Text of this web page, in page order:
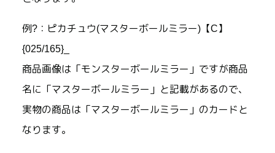
例?：ピカチュウ(マスターボールミラー)【C】
{025/165}_
商品画像は「モンスターボールミラー」ですが商品
名に「マスターボールミラー」と記載があるので、
実物の商品は「マスターボールミラー」のカードと
なります。